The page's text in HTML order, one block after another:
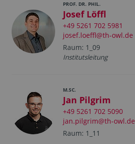
PROF. DR. PHIL.
Josef Löffl
+49 5261 702 5981
josef.loeffl@th-owl.de
Raum: 1_09
Institutsleitung
M.SC.
Jan Pilgrim
+49 5261 702 5090
jan.pilgrim@th-owl.de
Raum: 1_11